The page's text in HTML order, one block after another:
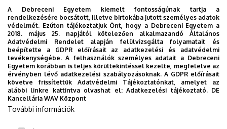
2. emelet, I217 (oktatói szoba)
Weboldal
Szervezeti weboldal
Weboldal
Linkek
Személyes honlap
A Debreceni Egyetem kiemelt fontosságúnak tartja a
rendelkezésére bocsátott, illetve birtokába jutott személyes adatok
védelmét. Ezúton tájékoztatjuk Önt, hogy a Debreceni Egyetem a
2018. május 25. napjától kötelezően alkalmazandó Általános
Adatvédelmi Rendelet alapján felülvizsgálta folyamatait és
beépítette a GDPR előírásait az adatkezelési és adatvédelmi
tevékenységébe. A felhasználók személyes adatait a Debreceni
Egyetem korábban is teljes körültekintéssel kezelte, megfelelve az
érvényben lévő adatkezelési szabályozásoknak. A GDPR előírásait
követve frissítettük Adatvédelmi Tájékoztatónkat, amelyet az
alábbi linkre kattintva olvashat el:Adatkezelési tájékoztató. DE
Kancellária WAV Központ
További információk